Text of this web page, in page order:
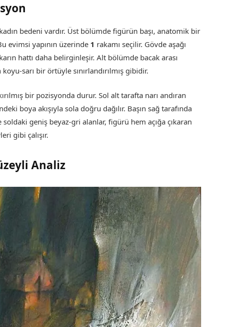
bedeni vardır. Üst bölümde figürün başı, anatomik bir
evimsi yapının üzerinde 1 rakamı seçilir. Gövde aşağı
hattı daha belirginleşir. Alt bölümde bacak arası
sarı bir örtüyle sınırlandırılmış gibidir.
bir pozisyonda durur. Sol alt tarafta narı andıran
boya akışıyla sola doğru dağılır. Başın sağ tarafında
geniş beyaz-gri alanlar, figürü hem açığa çıkaran
gibi çalışır.
Analiz